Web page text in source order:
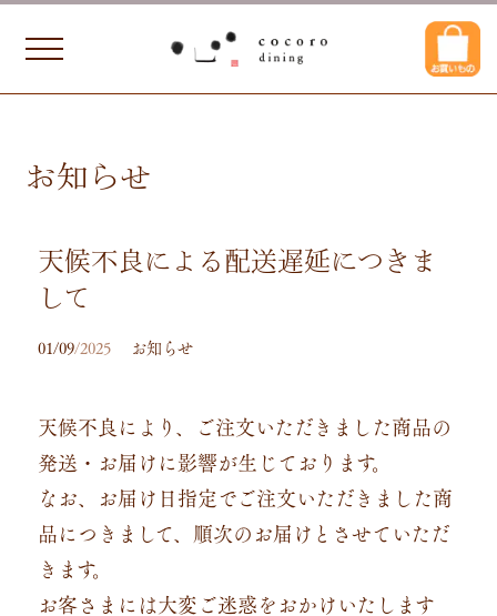
お知らせ
天候不良による配送遅延につきま
して
01/09/2025 お知らせ
天候不良により、ご注文いただきました商品の
発送・お届けに影響が生じております。
なお、お届け日指定でご注文いただきました商
品につきまして、順次のお届けとさせていただ
きます。
お客さまには大変ご迷惑をおかけいたします